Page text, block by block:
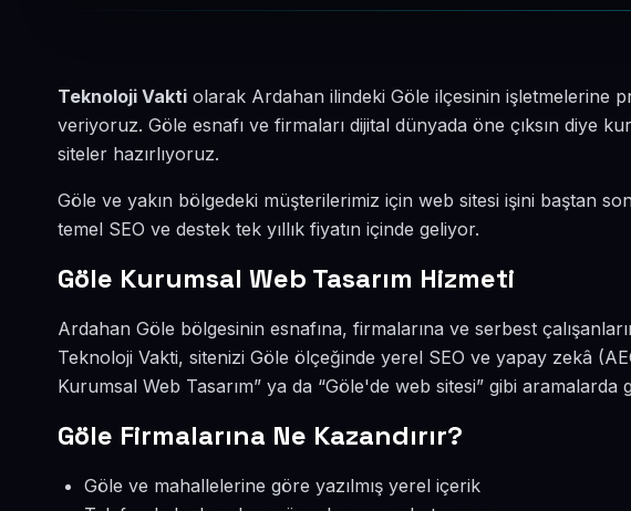
Teknoloji Vakti olarak Ardahan ilindeki Göle ilçesinin işletmelerine
veriyoruz. Göle esnafı ve firmaları dijital dünyada öne çıksın diye
siteler hazırlıyoruz.
Göle ve yakın bölgedeki müşterilerimiz için web sitesi işini baştan
temel SEO ve destek tek yıllık fiyatın içinde geliyor.
Göle Kurumsal Web Tasarım Hizmeti
Ardahan Göle bölgesinin esnafına, firmalarına ve serbest
Teknoloji Vakti, sitenizi Göle ölçeğinde yerel SEO ve yapay zekâ
Kurumsal Web Tasarım” ya da “Göle'de web sitesi” gibi aramalarda
Göle Firmalarına Ne Kazandırır?
Göle ve mahallelerine göre yazılmış yerel içerik